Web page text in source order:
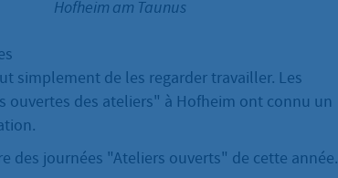
Hofheim am Taunus
simplement de les regarder travailler. Les
ouvertes des ateliers" à Hofheim ont connu un
des journées "Ateliers ouverts" de cette année.